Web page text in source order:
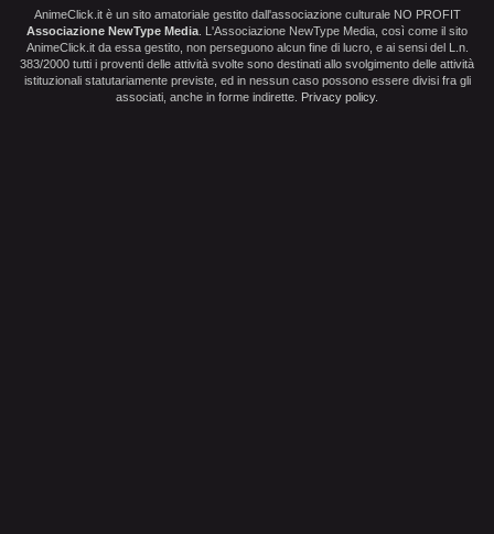
AnimeClick.it è un sito amatoriale gestito dall'associazione culturale NO PROFIT
Associazione NewType Media . L'Associazione NewType Media, così come il sito
AnimeClick.it da essa gestito, non perseguono alcun fine di lucro, e ai sensi del L.n.
383/2000 tutti i proventi delle attività svolte sono destinati allo svolgimento delle attività
istituzionali statutariamente previste, ed in nessun caso possono essere divisi fra gli
associati, anche in forme indirette. Privacy policy.